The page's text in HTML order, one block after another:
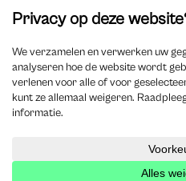
Auteurs
Overzicht auteurs
Auteur worden?
2025 Jubel – Webdesign by